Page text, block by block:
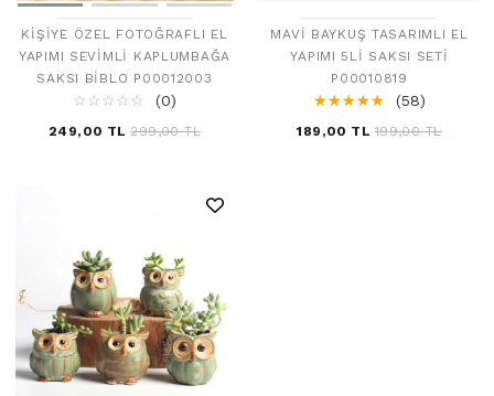
KIŞIYE ÖZEL FOTOĞRAFLI EL
YAPIMI SEVIMLI KAPLUMBAĞA
SAKSI BIBLO P00012003
☆ ☆ ☆ ☆ ☆
★ ★ ★ ★ ★ (0)
249,00 TL 299,00 TL
MAVI BAYKUŞ TASARIMLI EL
YAPIMI 5LI SAKSI SETI
P00010819
☆☆☆☆☆
★★★★★ (58)
189,00 TL 199,00 TL